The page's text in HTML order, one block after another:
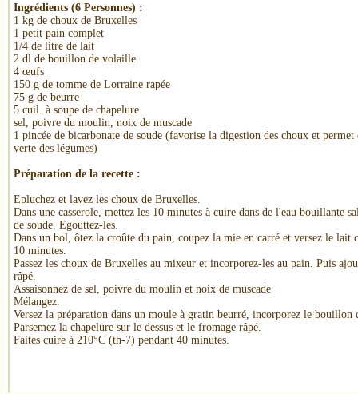
Ingrédients (6 Personnes) :
1 kg de choux de Bruxelles
1 petit pain complet
1/4 de litre de lait
2 dl de bouillon de volaille
4 œufs
150 g de tomme de Lorraine rapée
75 g de beurre
5 cuil. à soupe de chapelure
sel, poivre du moulin, noix de muscade
1 pincée de bicarbonate de soude (favorise la digestion des choux et
verte des légumes)
Préparation de la recette :
Epluchez et lavez les choux de Bruxelles.
Dans une casserole, mettez les 10 minutes à cuire dans de l'eau bouillante
de soude. Egouttez-les.
Dans un bol, ôtez la croûte du pain, coupez la mie en carré et versez le lait
10 minutes.
Passez les choux de Bruxelles au mixeur et incorporez-les au pain. Puis
râpé.
Assaisonnez de sel, poivre du moulin et noix de muscade
Mélangez.
Versez la préparation dans un moule à gratin beurré, incorporez le bouillon
Parsemez la chapelure sur le dessus et le fromage râpé.
Faites cuire à 210°C (th-7) pendant 40 minutes.